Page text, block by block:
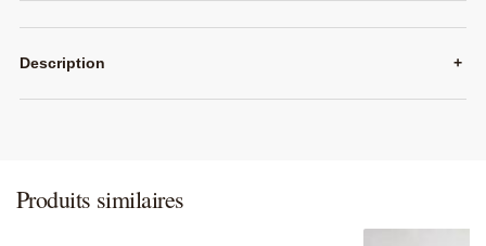
Description +
Produits similaires